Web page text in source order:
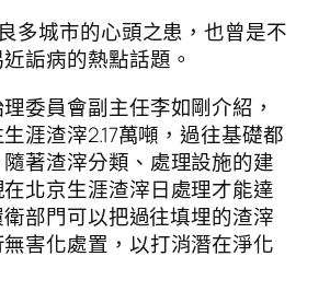
多城市的心頭之患，也曾是不
詬病的熱點話題。
委員會副主任李如剛介紹，
涯渣滓2.17萬噸，過往基礎都
著渣滓分類、處理設施的建
北京生涯渣滓日處理才能達
衛部門可以把過往填埋的渣滓
害化處置，以打消潛在淨化